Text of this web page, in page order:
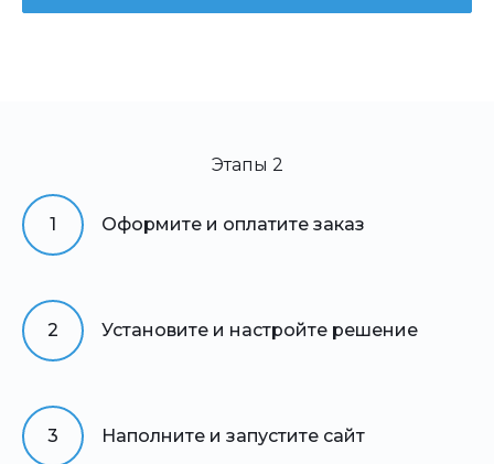
Этапы 2
1 Оформите и оплатите заказ
2 Установите и настройте решение
3 Наполните и запустите сайт